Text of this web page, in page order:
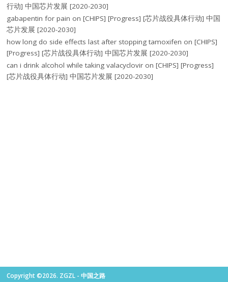
行动] 中国芯片发展 [2020-2030]
gabapentin for pain on[CHIPS] [Progress] [芯片战役具体行动] 中国
芯片发展 [2020-2030]
how long do side effects last after stopping tamoxifen on[CHIPS]
[Progress] [芯片战役具体行动] 中国芯片发展 [2020-2030]
can i drink alcohol while taking valacyclovir on[CHIPS] [Progress]
[芯片战役具体行动] 中国芯片发展 [2020-2030]
Copyright ©2026. ZGZL - 中国之路